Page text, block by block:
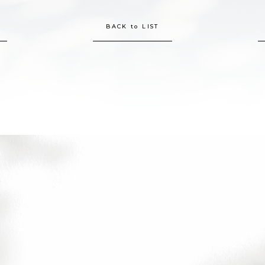
BACK to LIST